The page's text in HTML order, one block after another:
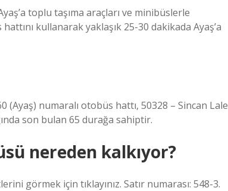
toplu taşıma araçları ve minibüslerle
kullanarak yaklaşık 25-30 dakikada Ayaş’a
(Ayaş) numaralı otobüs hattı, 50328 – Sincan Lale
son bulan 65 durağa sahiptir.
nereden kalkıyor?
görmek için tıklayınız. Satır numarası: 548-3.